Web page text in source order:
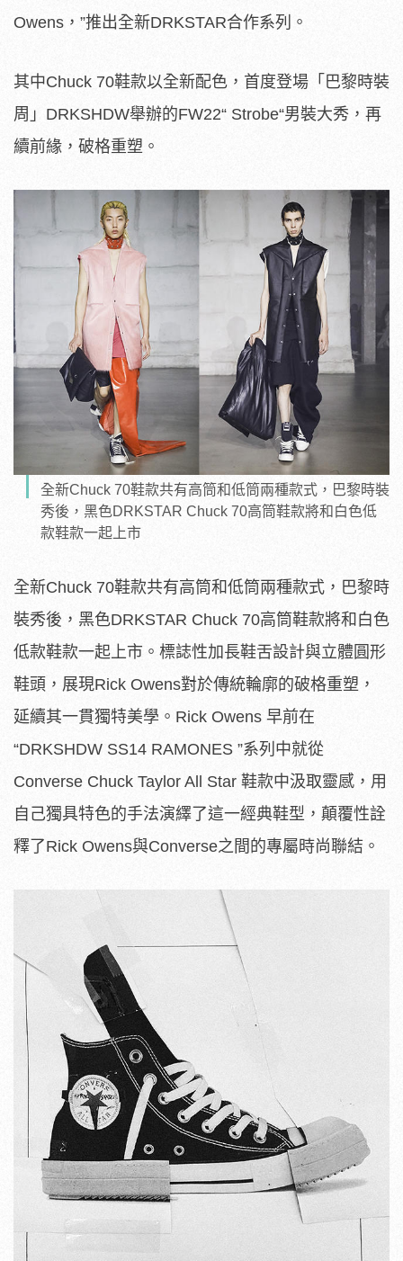
Owens，”推出全新DRKSTAR合作系列。
其中Chuck 70鞋款以全新配色，首度登場「巴黎時裝
周」DRKSHDW舉辦的FW22“ Strobe“男裝大秀，再
續前緣，破格重塑。
全新Chuck 70鞋款共有高筒和低筒兩種款式，巴黎時裝
秀後，黑色DRKSTAR Chuck 70高筒鞋款將和白色低
款鞋款一起上市
全新Chuck 70鞋款共有高筒和低筒兩種款式，巴黎時
裝秀後，黑色DRKSTAR Chuck 70高筒鞋款將和白色
低款鞋款一起上市。標誌性加長鞋舌設計與立體圓形
鞋頭，展現Rick Owens對於傳統輪廓的破格重塑，
延續其一貫獨特美學。Rick Owens 早前在
“DRKSHDW SS14 RAMONES ”系列中就從
Converse Chuck Taylor All Star 鞋款中汲取靈感，用
自己獨具特色的手法演繹了這一經典鞋型，顛覆性詮
釋了Rick Owens與Converse之間的專屬時尚聯結。